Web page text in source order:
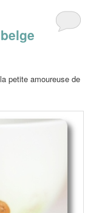
petite amoureuse de